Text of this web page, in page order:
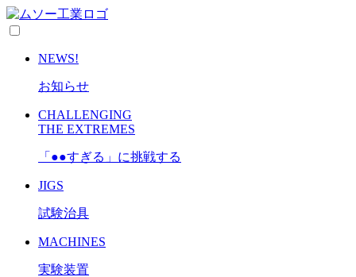
NEWS!
お知らせ
CHALLENGING
THE EXTREMES
「●●すぎる」に挑戦する
JIGS
試験治具
MACHINES
実験装置